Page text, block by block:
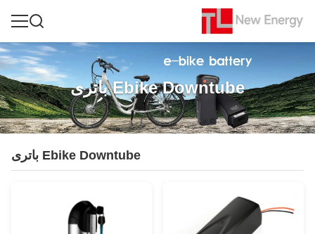
باتری Ebike Downtube
باتری Ebike Downtube